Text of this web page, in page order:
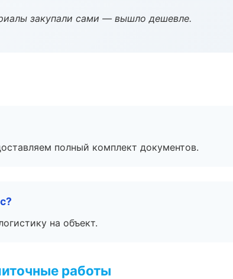
закупали сами — вышло дешевле.
полный комплект документов.
на объект.
работы